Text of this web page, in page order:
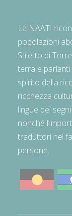
La NAATI
popolazioni
Stretto di
terra e parlanti
spirito della
ricchezza
lingue dei
nonché
traduttori nel
persone.